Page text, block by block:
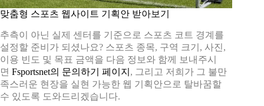
맞춤형 스포츠 웹사이트 기획안 받아보기
추측이 아닌 실제 센터를 기준으로 스포츠 코트 경계를
설정할 준비가 되셨나요? 스포츠 종목, 구역 크기, 사진,
이용 빈도 및 목표 금액을 다음 정보와 함께 보내주시
면 Fsportsnet의 문의하기 페이지 , 그리고 저희가 그 불만
족스러운 현장을 실현 가능한 웹 기획안으로 탈바꿈할
수 있도록 도와드리겠습니다.